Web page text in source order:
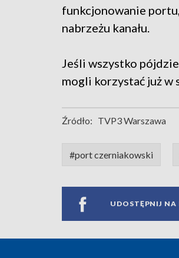
funkcjonowanie
nabrzeżu kanału.
Jeśli wszystko
mogli korzystać już w
Źródło: TVP3 Warszawa
#port czerniakowski
UDOSTĘPNIJ NA